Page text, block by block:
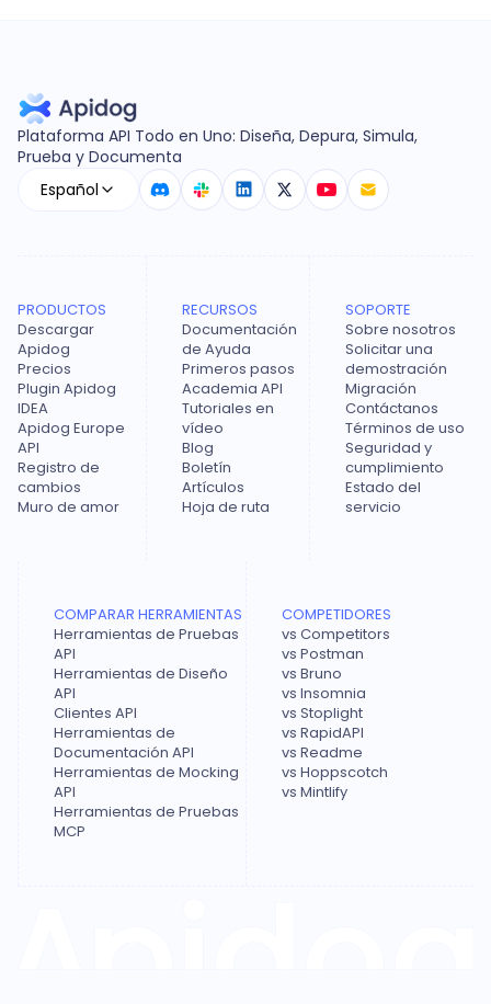
Plataforma API Todo en Uno: Diseña, Depura, Simula,
Prueba y Documenta
Español
PRODUCTOS
Descargar
Apidog
Precios
Plugin Apidog
IDEA
Apidog Europe
API
Registro de
cambios
Muro de amor
RECURSOS
Documentación
de Ayuda
Primeros pasos
Academia API
Tutoriales en
vídeo
Blog
Boletín
Artículos
Hoja de ruta
SOPORTE
Sobre nosotros
Solicitar una
demostración
Migración
Contáctanos
Términos de uso
Seguridad y
cumplimiento
Estado del
servicio
COMPARAR HERRAMIENTAS
Herramientas de Pruebas
API
Herramientas de Diseño
API
Clientes API
Herramientas de
Documentación API
Herramientas de Mocking
API
Herramientas de Pruebas
MCP
COMPETIDORES
vs Competitors
vs Postman
vs Bruno
vs Insomnia
vs Stoplight
vs RapidAPI
vs Readme
vs Hoppscotch
vs Mintlify